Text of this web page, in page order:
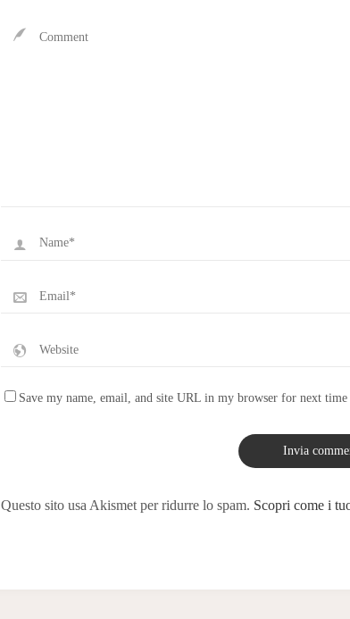
Save my name, email, and site URL in my browser for next time
Questo sito usa Akismet per ridurre lo spam. Scopri come i